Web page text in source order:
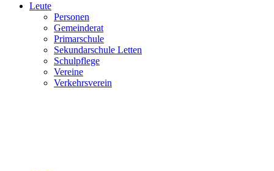
Leute
Personen
Gemeinderat
Primarschule
Sekundarschule Letten
Schulpflege
Vereine
Verkehrsverein